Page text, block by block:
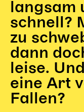
Kinder-
Junge Kunst
Next Generation
Angewandte +
MAGMA 25/26
langsam
schnell?
zu
dann
leise.
eine Art
Fallen?